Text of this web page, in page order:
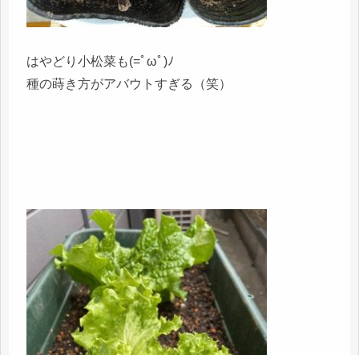
はやどり小松菜も(=ﾟωﾟ)ﾉ
種の蒔き方がアバウトすぎる（笑）